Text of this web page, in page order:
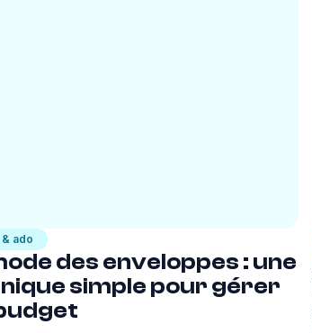
ado
des enveloppes : une
simple pour gérer